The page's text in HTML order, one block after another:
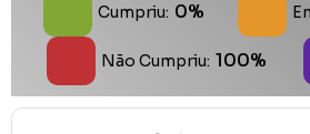
Cumpriu: 0%
Não Cumpriu: 100%